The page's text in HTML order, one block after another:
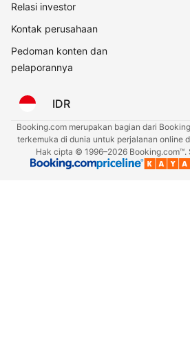
Relasi investor
Kontak perusahaan
Pedoman konten dan
pelaporannya
IDR
Booking.com merupakan bagian dari
terkemuka di dunia untuk perjalanan online
Hak cipta © 1996–2026 Booking.com™.